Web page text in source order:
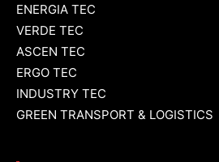
ENERGIA TEC
VERDE TEC
ASCEN TEC
ERGO TEC
INDUSTRY TEC
GREEN TRANSPORT & LOGISTICS